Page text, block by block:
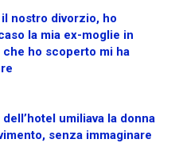
nostro divorzio, ho
la mia ex-moglie in
ho scoperto mi ha
umiliava la donna
senza immaginare